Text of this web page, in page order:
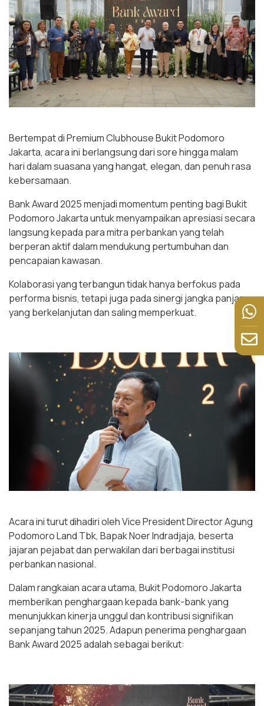
Bertempat di Premium Clubhouse Bukit Podomoro
Jakarta, acara ini berlangsung dari sore hingga malam
hari dalam suasana yang hangat, elegan, dan penuh rasa
kebersamaan.
Bank Award 2025 menjadi momentum penting bagi Bukit
Podomoro Jakarta untuk menyampaikan apresiasi secara
langsung kepada para mitra perbankan yang telah
berperan aktif dalam mendukung pertumbuhan dan
pencapaian kawasan.
Kolaborasi yang terbangun tidak hanya berfokus pada
performa bisnis, tetapi juga pada sinergi jangka panjang
yang berkelanjutan dan saling memperkuat.
Acara ini turut dihadiri oleh Vice President Director Agung
Podomoro Land Tbk, Bapak Noer Indradjaja, beserta
jajaran pejabat dan perwakilan dari berbagai institusi
perbankan nasional.
Dalam rangkaian acara utama, Bukit Podomoro Jakarta
memberikan penghargaan kepada bank-bank yang
menunjukkan kinerja unggul dan kontribusi signifikan
sepanjang tahun 2025. Adapun penerima penghargaan
Bank Award 2025 adalah sebagai berikut: